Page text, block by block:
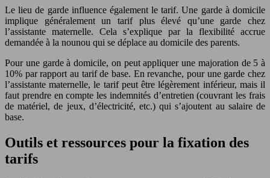
Le lieu de garde influence également le tarif. Une garde à domicile
implique généralement un tarif plus élevé qu’une garde chez
l’assistante maternelle. Cela s’explique par la flexibilité accrue
demandée à la nounou qui se déplace au domicile des parents.
Pour une garde à domicile, on peut appliquer une majoration de 5 à
10% par rapport au tarif de base. En revanche, pour une garde chez
l’assistante maternelle, le tarif peut être légèrement inférieur, mais il
faut prendre en compte les indemnités d’entretien (couvrant les frais
de matériel, de jeux, d’électricité, etc.) qui s’ajoutent au salaire de
base.
Outils et ressources pour la fixation des
tarifs